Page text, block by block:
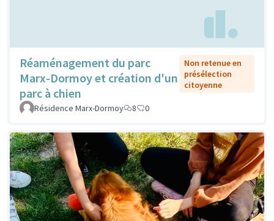
Réaménagement du parc
Marx-Dormoy et création d'un
parc à chien
Non retenue en
présélection
citoyenne
Résidence Marx-Dormoy 8 0